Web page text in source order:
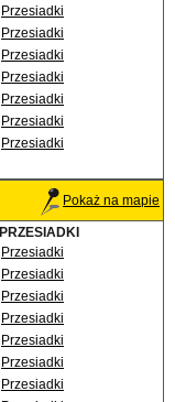
Przesiadki
Przesiadki
Przesiadki
Przesiadki
Przesiadki
Przesiadki
Przesiadki
Pokaż na mapie
PRZESIADKI
Przesiadki
Przesiadki
Przesiadki
Przesiadki
Przesiadki
Przesiadki
Przesiadki